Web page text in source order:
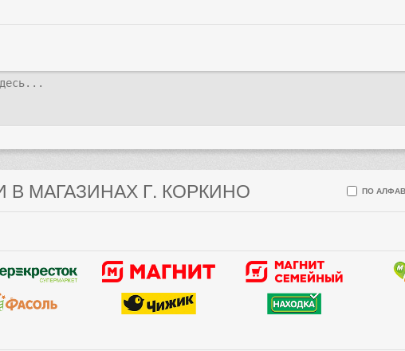
В МАГАЗИНАХ Г. КОРКИНО ПО